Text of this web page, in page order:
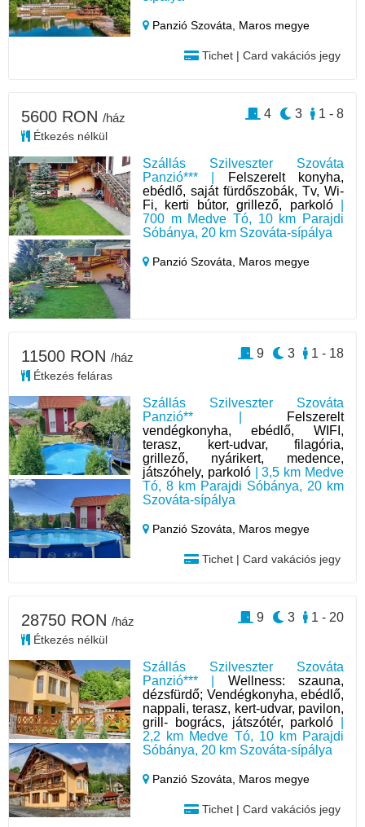
Panzió Szováta, Maros megye
Tichet | Card vakációs jegy
Szállás Szilveszter Szováta
Panzió*** |
Felszerelt konyha,
ebédlő, saját fürdőszobák, Tv, Wi-
Fi, kerti bútor, grillező, parkoló|
700 m Medve Tó, 10 km Parajdi
Sóbánya, 20 km Szováta-sípálya
Panzió Szováta, Maros megye
5600 RON /ház
Étkezés nélkül
1 - 8
3
4
Szállás Szilveszter Szováta
Panzió** |
Felszerelt
vendégkonyha, ebédlő, WIFI,
terasz, kert-udvar, filagória,
grillező, nyárikert, medence,
játszóhely, parkoló| 3,5 km Medve
Tó, 8 km Parajdi Sóbánya, 20 km
Szováta-sípálya
Panzió Szováta, Maros megye
Tichet | Card vakációs jegy
11500 RON /ház
Étkezés feláras
1 - 18
3
9
Szállás Szilveszter Szováta
Panzió*** | Wellness: szauna,
dézsfürdő; Vendégkonyha, ebédlő,
nappali, terasz, kert-udvar, pavilon,
grill- bogrács, játszótér, parkoló
2,2 km Medve Tó, 10 km Parajdi
Sóbánya, 20 km Szováta-sípálya
Panzió Szováta, Maros megye
Tichet | Card vakációs jegy
28750 RON /ház
Étkezés nélkül
1 - 20
3
9